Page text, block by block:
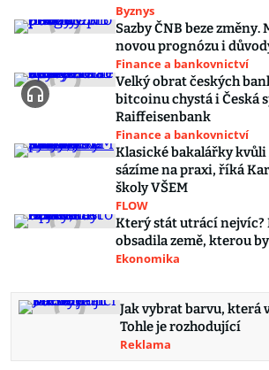
Byznys
Sazby ČNB beze
novou prognózu i
Finance a bankovnictví
Velký obrat českých
bitcoinu chystá i Česká
Raiffeisenbank
Finance a bankovnictví
Klasické bakalářky
sázíme na praxi, říká
školy VŠEM
FLOW
Který stát utrácí nejvíc?
obsadila země, kterou
Ekonomika
Jak vybrat barvu, která
Tohle je rozhodující
Reklama